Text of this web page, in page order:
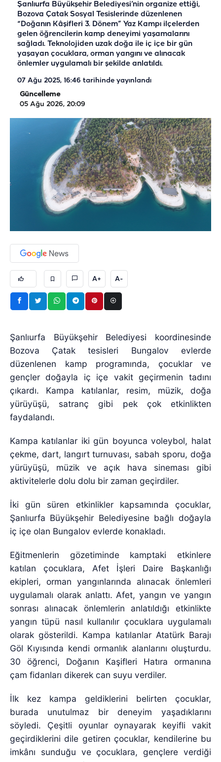
Şanlıurfa Büyükşehir Belediyesi’nin organize ettiği,
Bozova Çatak Sosyal Tesislerinde düzenlenen
“Doğanın Kâşifleri 3. Dönem” Yaz Kampı ilçelerden
gelen öğrencilerin kamp deneyimi yaşamalarını
sağladı. Teknolojiden uzak doğa ile iç içe bir gün
yaşayan çocuklara, orman yangını ve alınacak
önlemler uygulamalı bir şekilde anlatıldı.
07 Ağu 2025, 16:46 tarihinde yayınlandı
Güncelleme
05 Ağu 2026, 20:09
A+ A-
Şanlıurfa Büyükşehir Belediyesi koordinesinde
Bozova Çatak tesisleri Bungalov evlerde
düzenlenen kamp programında, çocuklar ve
gençler doğayla iç içe vakit geçirmenin tadını
çıkardı. Kampa katılanlar, resim, müzik, doğa
yürüyüşü, satranç gibi pek çok etkinlikten
faydalandı.
Kampa katılanlar iki gün boyunca voleybol, halat
çekme, dart, langırt turnuvası, sabah sporu, doğa
yürüyüşü, müzik ve açık hava sineması gibi
aktivitelerle dolu dolu bir zaman geçirdiler.
İki gün süren etkinlikler kapsamında çocuklar,
Şanlıurfa Büyükşehir Belediyesine bağlı doğayla
iç içe olan Bungalov evlerde konakladı.
Eğitmenlerin gözetiminde kamptaki etkinlere
katılan çocuklara, Afet İşleri Daire Başkanlığı
ekipleri, orman yangınlarında alınacak önlemleri
uygulamalı olarak anlattı. Afet, yangın ve yangın
sonrası alınacak önlemlerin anlatıldığı etkinlikte
yangın tüpü nasıl kullanılır çocuklara uygulamalı
olarak gösterildi. Kampa katılanlar Atatürk Barajı
Göl Kıyısında kendi ormanlık alanlarını oluşturdu.
30 öğrenci, Doğanın Kaşifleri Hatıra ormanına
çam fidanları dikerek can suyu verdiler.
İlk kez kampa geldiklerini belirten çocuklar,
burada unutulmaz bir deneyim yaşadıklarını
söyledi. Çeşitli oyunlar oynayarak keyifli vakit
geçirdiklerini dile getiren çocuklar, kendilerine bu
imkânı sunduğu ve çocuklara, gençlere verdiği